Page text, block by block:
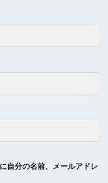
自分の名前、メールアドレ